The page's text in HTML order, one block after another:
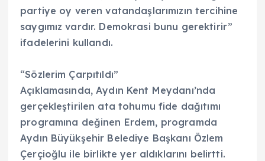
partiye oy veren vatandaşlarımızın tercihine
saygımız vardır. Demokrasi bunu gerektirir”
ifadelerini kullandı.
“Sözlerim Çarpıtıldı”
Açıklamasında, Aydın Kent Meydanı’nda
gerçekleştirilen ata tohumu fide dağıtımı
programına değinen Erdem, programda
Aydın Büyükşehir Belediye Başkanı Özlem
Çerçioğlu ile birlikte yer aldıklarını belirtti.